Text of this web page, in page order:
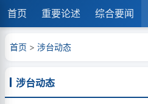
首页 重要论述 综合要闻
首页 > 涉台动态
涉台动态